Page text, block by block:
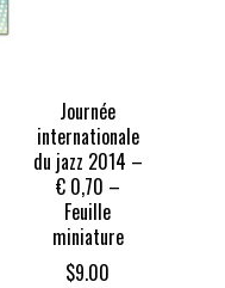
Journée
internationale
du jazz 2014 –
€ 0,70 –
Feuille
miniature
$9.00